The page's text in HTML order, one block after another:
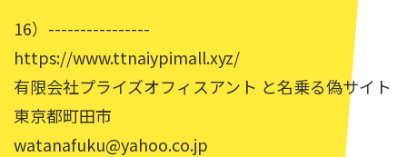
16）----------------
https://www.ttnaiypimall.xyz/
有限会社プライズオフィスアント と名乗る偽サイト
東京都町田市
watanafuku@yahoo.co.jp